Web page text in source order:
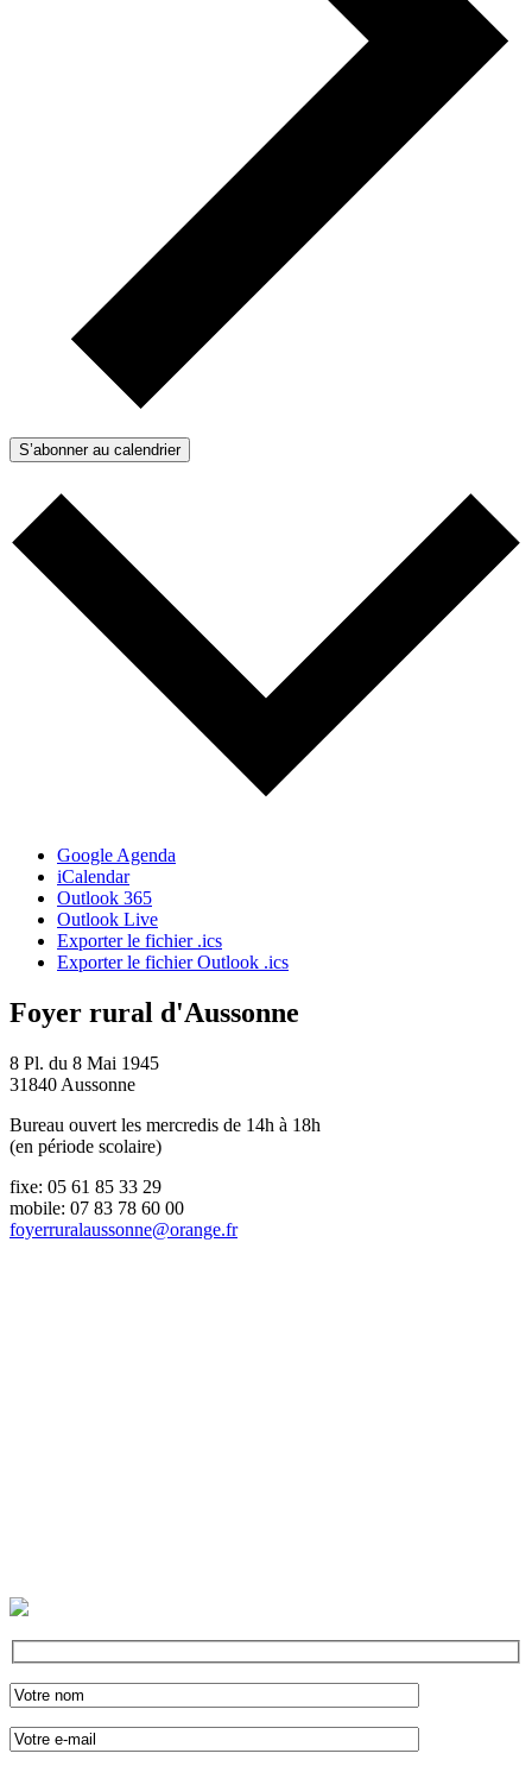
S’abonner au calendrier
Google Agenda
iCalendar
Outlook 365
Outlook Live
Exporter le fichier .ics
Exporter le fichier Outlook .ics
Foyer rural d'Aussonne
8 Pl. du 8 Mai 1945
31840 Aussonne
Bureau ouvert les mercredis de 14h à 18h
(en période scolaire)
fixe: 05 61 85 33 29
mobile: 07 83 78 60 00
foyerruralaussonne@orange.fr